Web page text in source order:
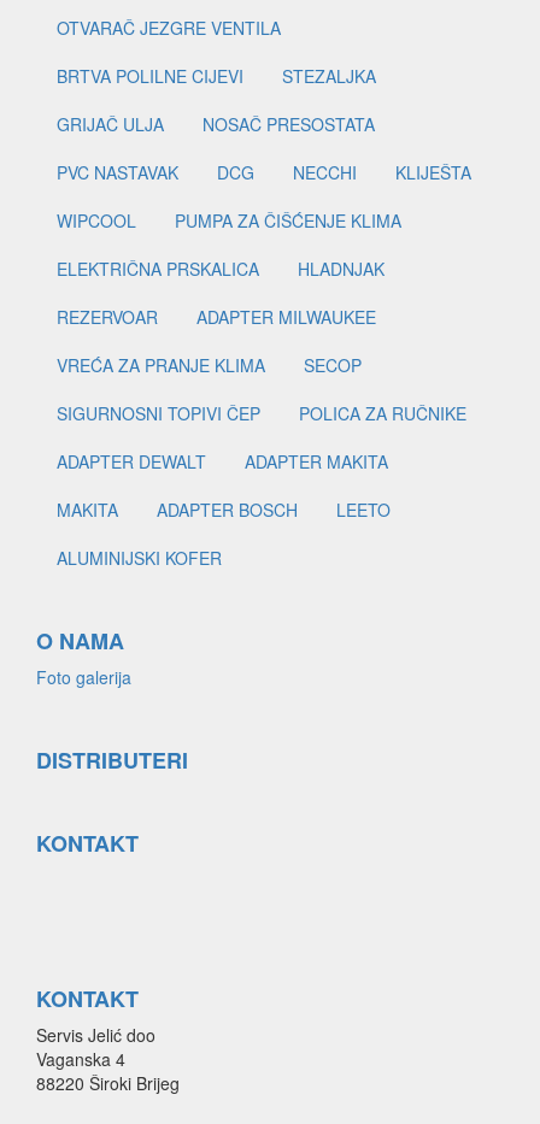
OTVARAČ JEZGRE VENTILA
BRTVA POLILNE CIJEVI
STEZALJKA
GRIJAČ ULJA
NOSAČ PRESOSTATA
PVC NASTAVAK
DCG NECCHI
KLIJEŠTA
WIPCOOL
PUMPA ZA ČIŠĆENJE KLIMA
ELEKTRIČNA PRSKALICA
HLADNJAK
REZERVOAR
ADAPTER MILWAUKEE
VREĆA ZA PRANJE KLIMA
SECOP
SIGURNOSNI TOPIVI ČEP
POLICA ZA RUČNIKE
ADAPTER DEWALT
ADAPTER MAKITA
MAKITA
ADAPTER BOSCH
LEETO
ALUMINIJSKI KOFER
O NAMA
Foto galerija
DISTRIBUTERI
KONTAKT
KONTAKT
Servis Jelić doo
Vaganska 4
88220 Široki Brijeg